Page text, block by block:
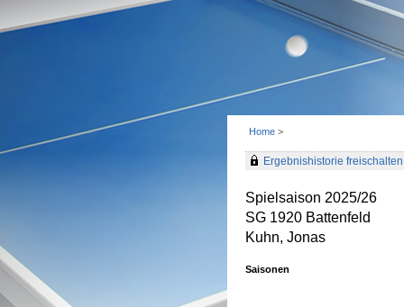
Home >
Ergebnishistorie freischalten
Spielsaison 2025/26
SG 1920 Battenfeld
Kuhn, Jonas
Saisonen